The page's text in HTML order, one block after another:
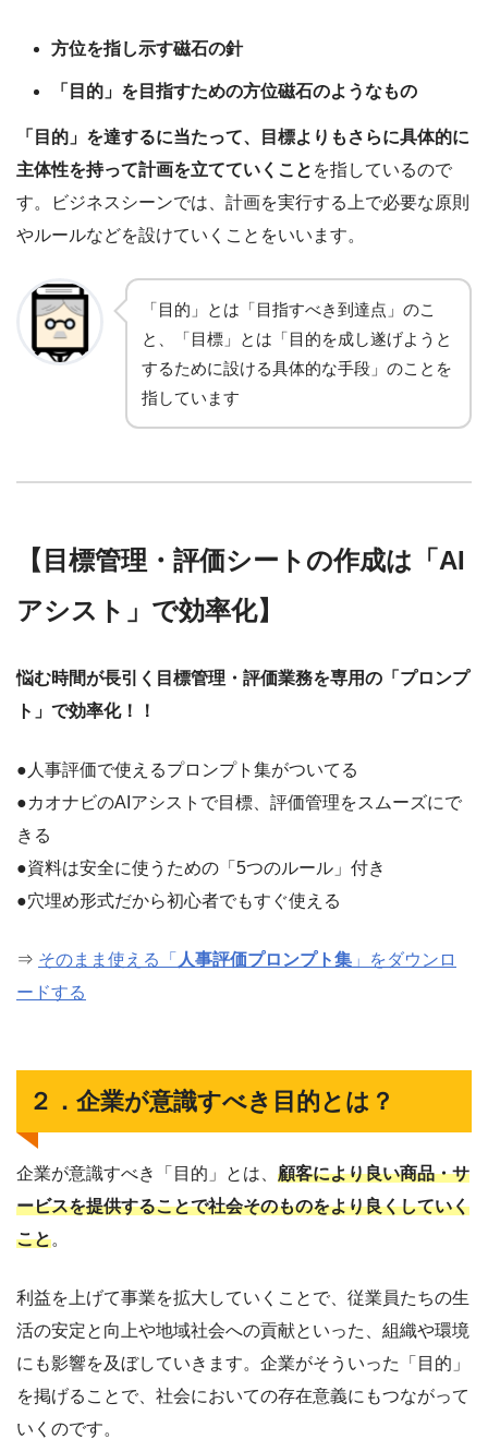
方位を指し示す磁石の針
「目的」を目指すための方位磁石のようなもの
「目的」を達するに当たって、目標よりもさらに具体的に
主体性を持って計画を立てていくこと を指しているので
す。ビジネスシーンでは、計画を実行する上で必要な原則
やルールなどを設けていくことをいいます。
「目的」とは「目指すべき到達点」のこ
と、「目標」とは「目的を成し遂げようと
するために設ける具体的な手段」のことを
指しています
【目標管理・評価シートの作成は「AI
アシスト」で効率化】
悩む時間が長引く目標管理・評価業務を専用の「プロンプ
ト」で効率化！！
●人事評価で使えるプロンプト集がついてる
●カオナビのAIアシストで目標、評価管理をスムーズにで
きる
●資料は安全に使うための「5つのルール」付き
●穴埋め形式だから初心者でもすぐ使える
⇒ そのまま使える「 人事評価プロンプト集 」をダウンロ
ードする
２．企業が意識すべき目的とは？
企業が意識すべき「目的」とは、 顧客により良い商品・サ
ービスを提供することで社会そのものをより良くしていく
こと。
利益を上げて事業を拡大していくことで、従業員たちの生
活の安定と向上や地域社会への貢献といった、組織や環境
にも影響を及ぼしていきます。企業がそういった「目的」
を掲げることで、社会においての存在意義にもつながって
いくのです。